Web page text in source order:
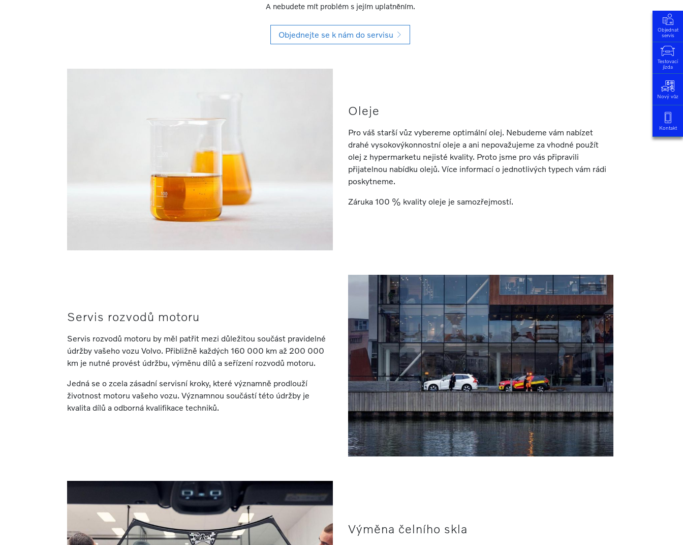
A nebudete mít problém s jejím uplatněním.
Objednejte se k nám do servisu
Oleje
Pro váš starší vůz vybereme optimální olej. Nebudeme vám nabízet
drahé vysokovýkonnostní oleje a ani nepovažujeme za vhodné použít
olej z hypermarketu nejisté kvality. Proto jsme pro vás připravili
přijatelnou nabídku olejů. Více informací o jednotlivých typech vám rádi
poskytneme.
Záruka 100 % kvality oleje je samozřejmostí.
Servis rozvodů motoru
Servis rozvodů motoru by měl patřit mezi důležitou součást pravidelné
údržby vašeho vozu Volvo. Přibližně každých 160 000 km až 200 000
km je nutné provést údržbu, výměnu dílů a seřízení rozvodů motoru.
Jedná se o zcela zásadní servisní kroky, které významně prodlouží
životnost motoru vašeho vozu. Významnou součástí této údržby je
kvalita dílů a odborná kvalifikace techniků.
Výměna čelního skla
Objednat
servis
Testovací
jízda
Nový vůz
Kontakt